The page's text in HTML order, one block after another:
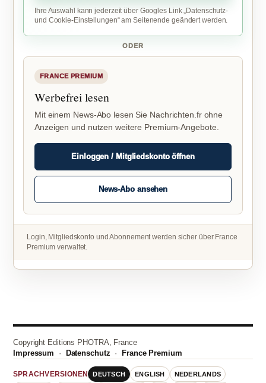
Ihre Auswahl kann jederzeit über Googles Link „Datenschutz-
und Cookie-Einstellungen“ am Seitenende geändert werden.
ODER
FRANCE PREMIUM
Werbefrei lesen
Mit einem News-Abo lesen Sie Nachrichten.fr ohne
Anzeigen und nutzen weitere Premium-Angebote.
Einloggen / Mitgliedskonto öffnen
News-Abo ansehen
Login, Mitgliedskonto und Abonnement werden sicher über France
Premium verwaltet.
Copyright Editions PHOTRA, France
Impressum · Datenschutz · France Premium
SPRACHVERSIONEN DEUTSCH ENGLISH NEDERLANDS